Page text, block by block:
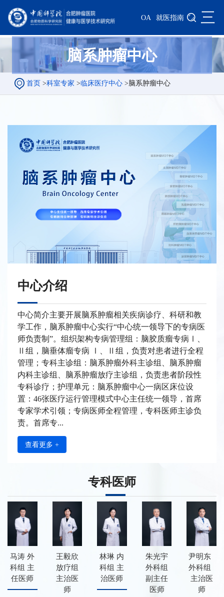
OA 就医指南 三
脑系肿瘤中心
首页 >科室专家 >临床医疗中心 > 脑系肿瘤中心
中心介绍
中心简介主要开展脑系肿瘤相关疾病诊疗、科研和教
学工作，脑系肿瘤中心实行“中心统一领导下的专病医
师负责制”。组织架构专病管理组：脑胶质瘤专病Ⅰ、
Ⅱ组，脑垂体瘤专病 Ⅰ、Ⅱ组，负责对患者进行全程
管理；专科主诊组：脑系肿瘤外科主诊组、脑系肿瘤
内科主诊组、脑系肿瘤放疗主诊组，负责患者阶段性
专科诊疗；护理单元：脑系肿瘤中心一病区床位设
置：46张医疗运行管理模式中心主任统一领导，首席
专家学术引领；专病医师全程管理，专科医师主诊负
责。首席专...
查看更多 +
专科医师
马涛 外
科组 主
任医师
王毅欣
放疗组
主治医
师
林琳 内
科组 主
治医师
朱光宇
外科组
副主任
医师
尹明东
外科组
主治医
师